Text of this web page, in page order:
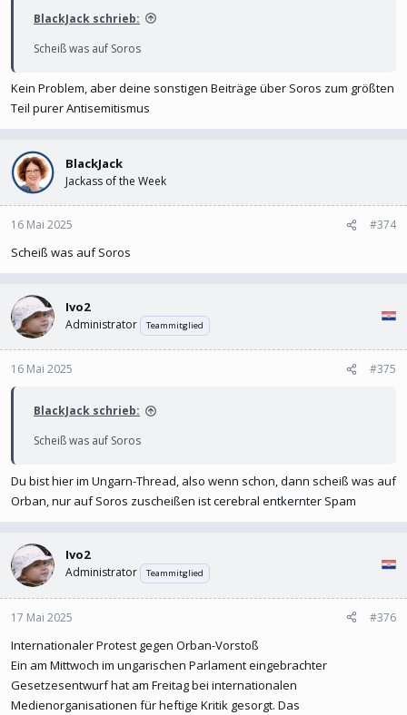
BlackJack schrieb:
Scheiß was auf Soros
Kein Problem, aber deine sonstigen Beiträge über Soros zum größten
Teil purer Antisemitismus
BlackJack
Jackass of the Week
16 Mai 2025 #374
Scheiß was auf Soros
Ivo2
Administrator Teammitglied
16 Mai 2025 #375
BlackJack schrieb:
Scheiß was auf Soros
Du bist hier im Ungarn-Thread, also wenn schon, dann scheiß was auf
Orban, nur auf Soros zuscheißen ist cerebral entkernter Spam
Ivo2
Administrator Teammitglied
17 Mai 2025 #376
Internationaler Protest gegen Orban-Vorstoß
Ein am Mittwoch im ungarischen Parlament eingebrachter
Gesetzesentwurf hat am Freitag bei internationalen
Medienorganisationen für heftige Kritik gesorgt. Das